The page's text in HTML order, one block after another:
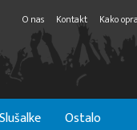
O nas Kontakt Kako
Slušalke Ostalo